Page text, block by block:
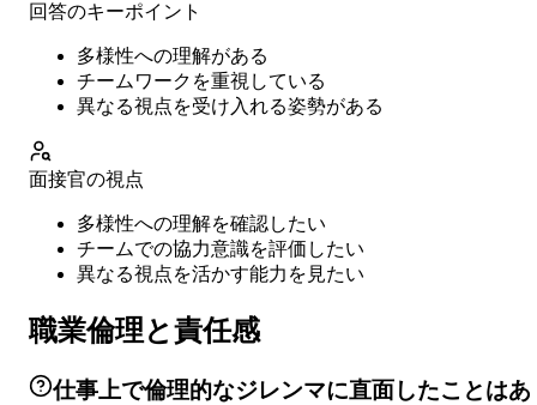
回答のキーポイント
多様性への理解がある
チームワークを重視している
異なる視点を受け入れる姿勢がある
面接官の視点
多様性への理解を確認したい
チームでの協力意識を評価したい
異なる視点を活かす能力を見たい
職業倫理と責任感
仕事上で倫理的なジレンマに直面したことはあ